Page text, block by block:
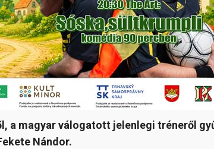
a magyar válogatott jelenlegi tréneről
Nándor.